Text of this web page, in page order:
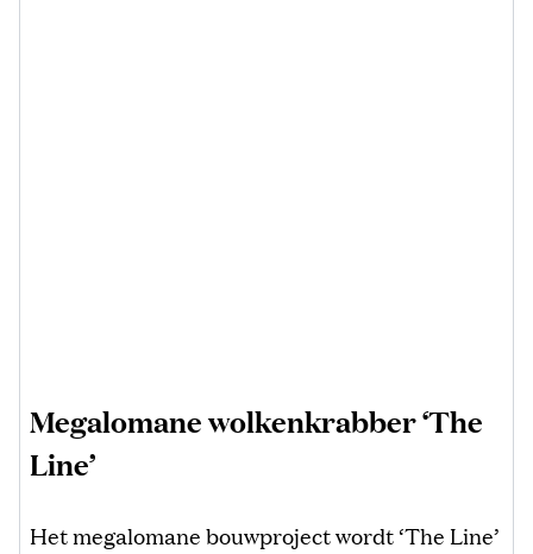
Megalomane wolkenkrabber ‘The
Line’
Het megalomane bouwproject wordt ‘The Line’